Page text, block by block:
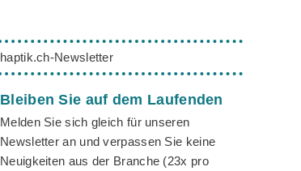
haptik.ch-Newsletter
Bleiben Sie auf dem Laufenden
Melden Sie sich gleich für unseren
Newsletter an und verpassen Sie keine
Neuigkeiten aus der Branche (23x pro